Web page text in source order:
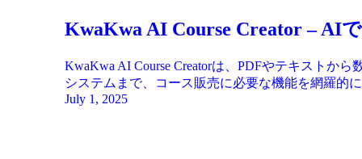
KwaKwa AI Course Creator – AI
KwaKwa AI Course Creatorは、PDFやテキストか
システムまで、コース販売に必要な機能を網羅的に
July 1, 2025